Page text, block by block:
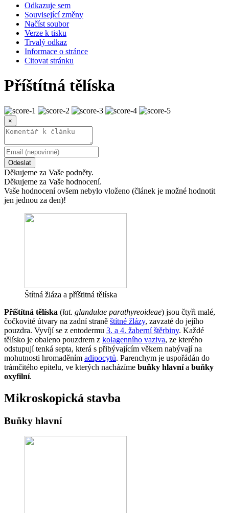
Odkazuje sem
Související změny
Načíst soubor
Verze k tisku
Trvalý odkaz
Informace o stránce
Citovat stránku
Příštítná tělíska
×
Odeslat
Děkujeme za Vaše podněty.
Děkujeme za Vaše hodnocení.
Vaše hodnocení ovšem nebylo vloženo (článek je možné hodnotit
jen jednou za den)!
Štítná žláza a příštitná tělíska
Příštítná tělíska (lat. glandulae parathyreoideae) jsou čtyři malé,
čočkovité útvary na zadní straně štítné žlázy, zavzaté do jejího
pouzdra. Vyvíjí se z entodermu 3. a 4. žaberní štěrbiny. Každé
tělísko je obaleno pouzdrem z kolagenního vaziva, ze kterého
odstupují tenká septa, která s přibývajícím věkem nabývají na
mohutnosti hromaděním adipocytů. Parenchym je uspořádán do
trámčitého epitelu, ve kterých nacházíme buňky hlavnía buňky
oxyfilní.
Mikroskopická stavba
Buňky hlavní